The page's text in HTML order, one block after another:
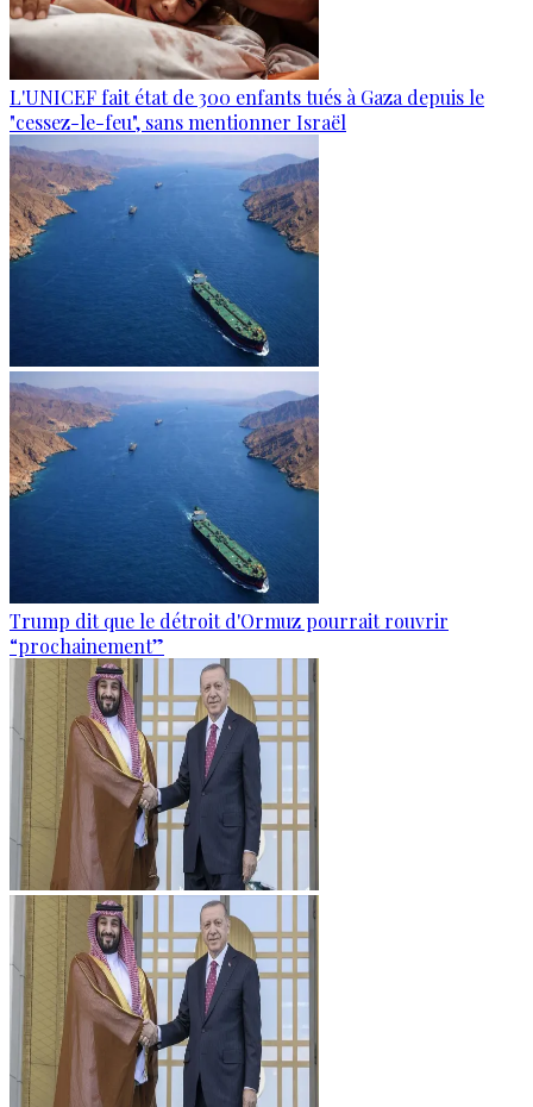
L'UNICEF fait état de 300 enfants tués à Gaza depuis le
"cessez-le-feu", sans mentionner Israël
Trump dit que le détroit d'Ormuz pourrait rouvrir
“prochainement”